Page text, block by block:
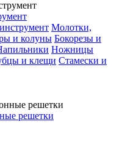
Молотки,
и колуны Бокорезы и
Ножницы
и клещи Стамески и
решетки